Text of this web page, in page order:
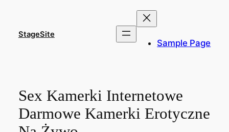
contentStageSite
Sample Page
Sex Kamerki Internetowe
Darmowe Kamerki Erotyczne